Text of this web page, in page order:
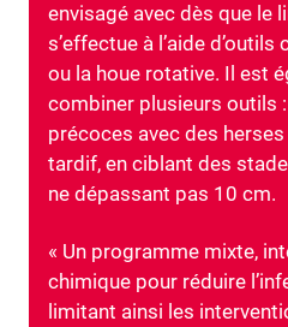
envisagé avec dès que le
s’effectue à l’aide
ou la houe rotative. Il est
combiner plusieurs outils
précoces avec des
tardif, en ciblant des
ne dépassant pas 10 cm.
« Un programme mixte,
chimique pour réduire
limitant ainsi les